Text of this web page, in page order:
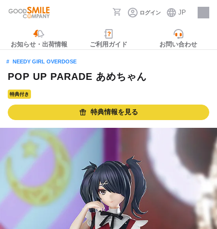
ログイン JP
採用情報
お知らせ・出荷情報 ご利用ガイド お問い合わせ
NEEDY GIRL OVERDOSE
POP UP PARADE あめちゃん
特典付き
特典情報を見る